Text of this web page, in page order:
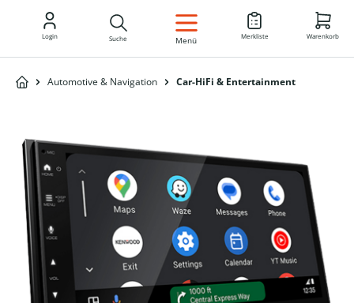
DE
Login Suche Menü Merkliste Warenkorb
Automotive & Navigation Car-HiFi & Entertainment